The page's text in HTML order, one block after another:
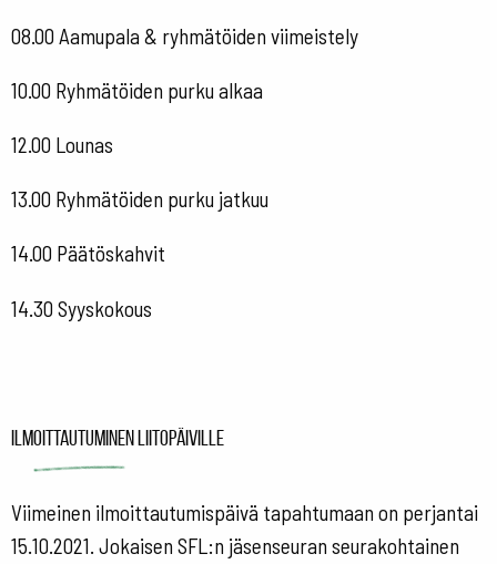
08.00 Aamupala & ryhmätöiden viimeistely
10.00 Ryhmätöiden purku alkaa
12.00 Lounas
13.00 Ryhmätöiden purku jatkuu
14.00 Päätöskahvit
14.30 Syyskokous
Ilmoittautuminen Liitopäiville
Viimeinen ilmoittautumispäivä tapahtumaan on perjantai
15.10.2021. Jokaisen SFL:n jäsenseuran seurakohtainen